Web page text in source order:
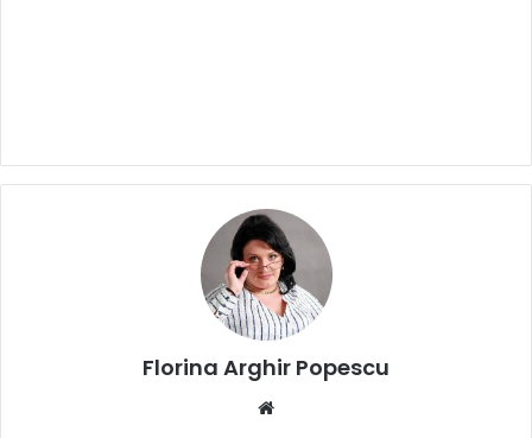
Florina Arghir Popescu